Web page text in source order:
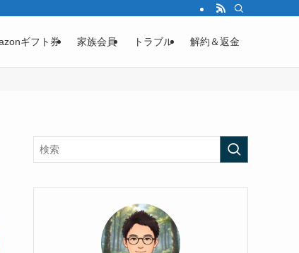
ギフト券 家族会員 トラブル 解約＆返金